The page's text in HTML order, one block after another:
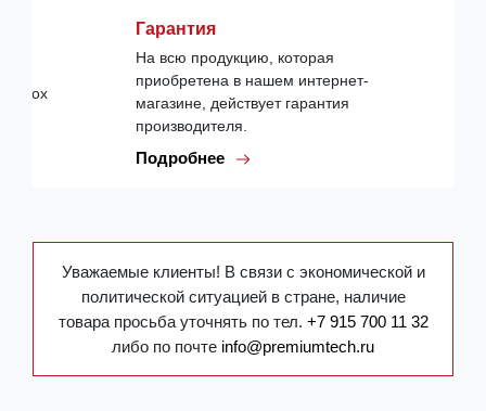
Гарантия
На всю продукцию, которая
приобретена в нашем интернет-
магазине, действует гарантия
производителя.
Подробнее
Уважаемые клиенты! В связи с экономической и
политической ситуацией в стране, наличие
товара просьба уточнять по тел. +7 915 700 11 32
либо по почте info@premiumtech.ru